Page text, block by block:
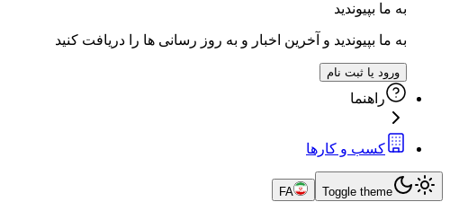
به ما بپیوندید
به ما بپیوندید و آخرین اخبار و به روز رسانی ها را دریافت کنید
ورود یا ثبت نام
راهنما
کسب و کارها
Toggle theme
FA